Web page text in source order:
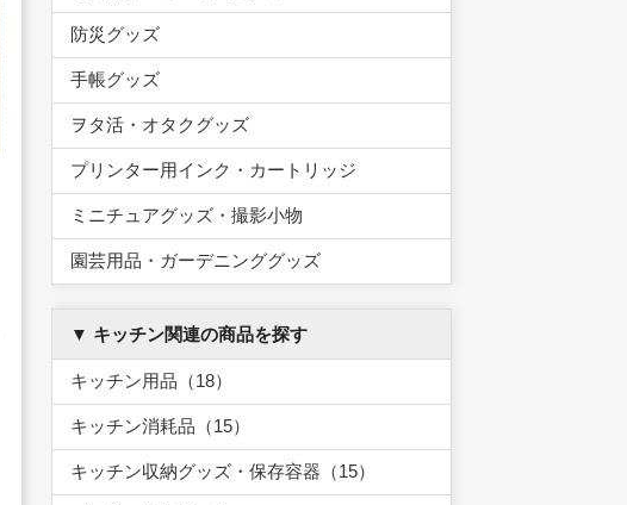
防災グッズ
手帳グッズ
ヲタ活・オタクグッズ
プリンター用インク・カートリッジ
ミニチュアグッズ・撮影小物
園芸用品・ガーデニンググッズ
▼ キッチン関連の商品を探す
キッチン用品（18）
キッチン消耗品（15）
キッチン収納グッズ・保存容器（15）